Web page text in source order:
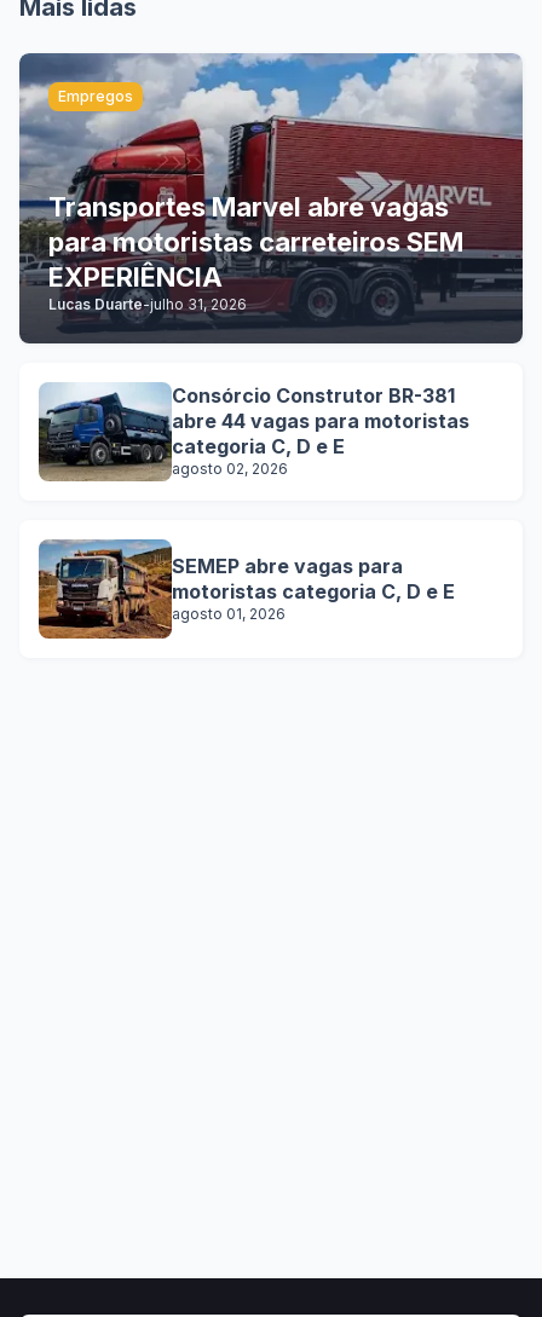
Mais lidas
Empregos
Transportes Marvel abre vagas
para motoristas carreteiros SEM
EXPERIÊNCIA
Lucas Duarte-julho 31, 2026
Consórcio Construtor BR-381
abre 44 vagas para motoristas
categoria C, D e E
agosto 02, 2026
SEMEP abre vagas para
motoristas categoria C, D e E
agosto 01, 2026